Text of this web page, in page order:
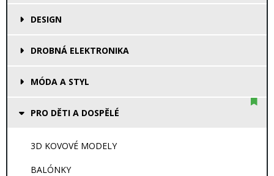
DESIGN
DROBNÁ ELEKTRONIKA
MÓDA A STYL
PRO DĚTI A DOSPĚLÉ
3D KOVOVÉ MODELY
BALÓNKY